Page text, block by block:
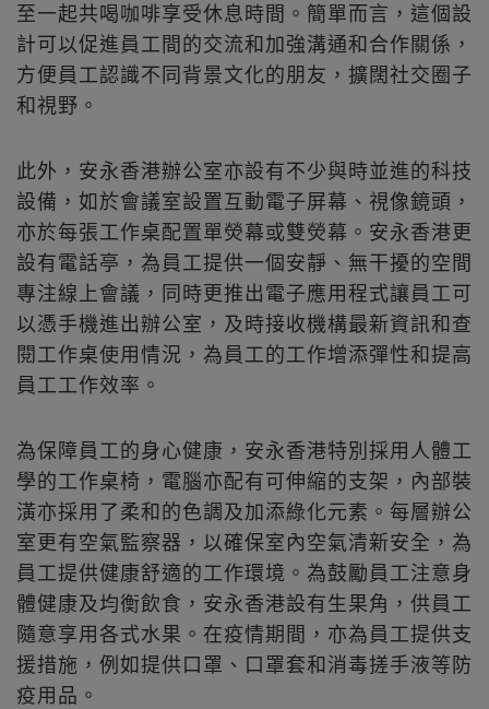
至一起共喝咖啡享受休息時間。簡單而言，這個設
計可以促進員工間的交流和加強溝通和合作關係，
方便員工認識不同背景文化的朋友，擴闊社交圈子
和視野。
此外，安永香港辦公室亦設有不少與時並進的科技
設備，如於會議室設置互動電子屏幕、視像鏡頭，
亦於每張工作桌配置單熒幕或雙熒幕。安永香港更
設有電話亭，為員工提供一個安靜、無干擾的空間
專注線上會議，同時更推出電子應用程式讓員工可
以憑手機進出辦公室，及時接收機構最新資訊和查
閱工作桌使用情況，為員工的工作增添彈性和提高
員工工作效率。
為保障員工的身心健康，安永香港特別採用人體工
學的工作桌椅，電腦亦配有可伸縮的支架，內部裝
潢亦採用了柔和的色調及加添綠化元素。每層辦公
室更有空氣監察器，以確保室內空氣清新安全，為
員工提供健康舒適的工作環境。為鼓勵員工注意身
體健康及均衡飲食，安永香港設有生果角，供員工
隨意享用各式水果。在疫情期間，亦為員工提供支
援措施，例如提供口罩、口罩套和消毒搓手液等防
疫用品。